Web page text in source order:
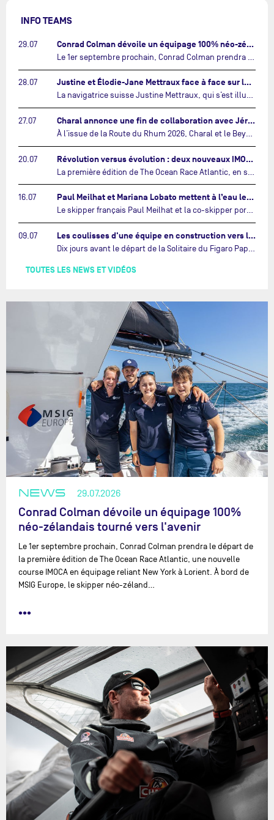
INFO TEAMS
29.07 Conrad Colman dévoile un équipage 100% néo-zélandais tourné vers l'avenir…
28.07 Justine et Élodie-Jane Mettraux face à face sur la transatlantique The Ocean Race Atlantic…
La navigatrice suisse Justine Mettraux, qui s’est illustrée comme la femme la plus rapide du Vendée Globe et qui fait actuellement construire un nouvel IMOCA pour l'édition 2028, sera cette année au départ de la première édition de The Ocean Race Atlantic.…
27.07 Charal annonce une fin de collaboration avec Jérémie Beyou et le Beyou Racing après la Route du Rhum…
À l’issue de la Route du Rhum 2026, Charal et le Beyou Racing mettront fin à leur collaboration. Il a été décidé de manière concertée, après dix ans d’une collaboration riche et performante, d’ouvrir une nouvelle ère pour le projet du Charal Sailing Team.…
20.07 Révolution versus évolution : deux nouveaux IMOCA très différents se préparent pour The Ocean Race Atlantic…
16.07 Paul Meilhat et Mariana Lobato mettent à l’eau leur bateau et lancent leur nouvelle campagne « United by the Ocean »…
Le skipper français Paul Meilhat et la co-skipper portugaise Mariana Lobato mettent à l’eau aujourd’hui à Lorient leur IMOCA à bord duquel ils participeront à The Ocean Race Atlantic (septembre 2026) puis à The Ocean Race, le tour du monde en équipage (janvier 2027).…
09.07 Les coulisses d'une équipe en construction vers le Vendée Globe…
TOUTES LES NEWS ET VIDÉOS
NEWS 29.07.2026
Conrad Colman dévoile un équipage 100%
néo-zélandais tourné vers l'avenir
Le 1er septembre prochain, Conrad Colman prendra le départ de
la première édition de The Ocean Race Atlantic, une nouvelle
course IMOCA en équipage reliant New York à Lorient. À bord de
MSIG Europe, le skipper néo-zéland…
•••